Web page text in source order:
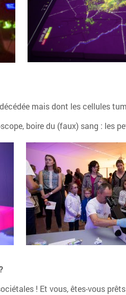
mais dont les cellules
boire du (faux) sang : les
! Et vous, êtes-vous